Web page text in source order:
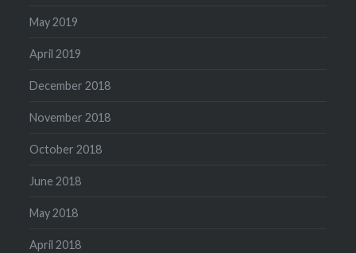
May 2019
April 2019
December 2018
November 2018
October 2018
June 2018
May 2018
April 2018